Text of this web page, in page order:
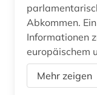
Abkommen.
Informationen
europäischem
Mehr zeigen